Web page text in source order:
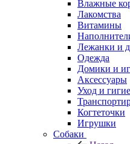
Влажные
Лакомства
Витамины
Лежанки и
Одежда
Домики и
Аксессуары
Уход и
Когтеточки
Игрушки
Собаки